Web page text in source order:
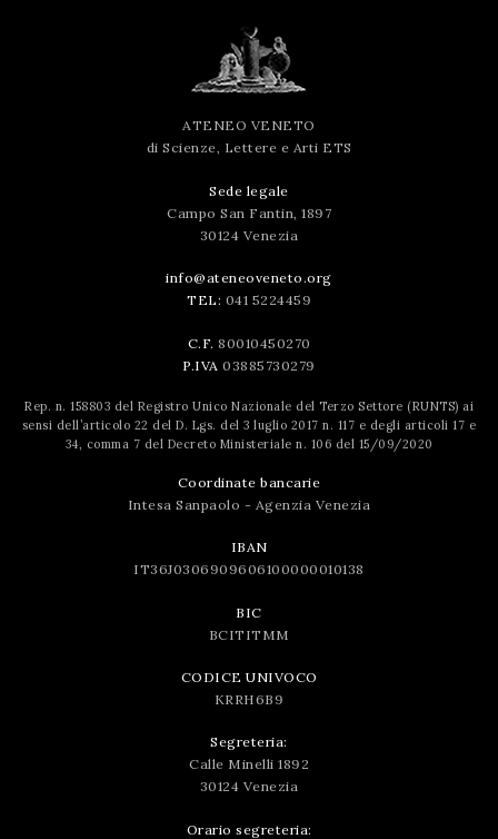
ATENEO VENETO
di Scienze, Lettere e Arti ETS
Sede legale
Campo San Fantin, 1897
30124 Venezia
info@ateneoveneto.org
TEL: 041 5224459
C.F. 80010450270
P.IVA 03885730279
Rep. n. 158803 del Registro Unico Nazionale del Terzo Settore (RUNTS) ai
sensi dell’articolo 22 del D. Lgs. del 3 luglio 2017 n. 117 e degli articoli 17 e
34, comma 7 del Decreto Ministeriale n. 106 del 15/09/2020
Coordinate bancarie
Intesa Sanpaolo - Agenzia Venezia
IBAN
IT36J0306909606100000010138
BIC
BCITITMM
CODICE UNIVOCO
KRRH6B9
Segreteria:
Calle Minelli 1892
30124 Venezia
Orario segreteria: